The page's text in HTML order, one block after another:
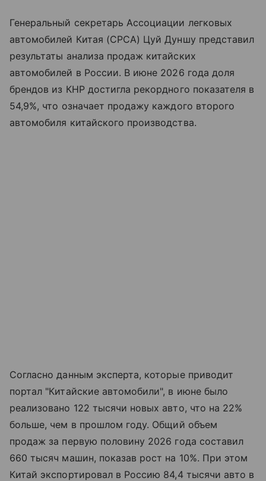
Генеральный секретарь Ассоциации легковых
автомобилей Китая (CPCA) Цуй Дуншу представил
результаты анализа продаж китайских
автомобилей в России. В июне 2026 года доля
брендов из КНР достигла рекордного показателя в
54,9%, что означает продажу каждого второго
автомобиля китайского производства.
Согласно данным эксперта, которые приводит
портал "Китайские автомобили", в июне было
реализовано 122 тысячи новых авто, что на 22%
больше, чем в прошлом году. Общий объем
продаж за первую половину 2026 года составил
660 тысяч машин, показав рост на 10%. При этом
Китай экспортировал в Россию 84,4 тысячи авто в